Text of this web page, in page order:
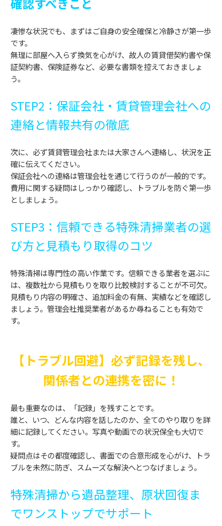
凄惨な状況でも、まずはご自身の安全確保と冷静さが第一歩
です。
無理に部屋へ入らず換気を心がけ、故人の賃貸借契約書や保
証契約書、保険証券など、必要な書類を控えておきましょ
う。
STEP2：保証会社・賃貸管理会社への
連絡と情報共有の徹底
次に、必ず賃貸管理会社または大家さんへ連絡し、状況を正
確に伝えてください。
保証会社への連絡は管理会社を通じて行うのが一般的です。
費用に関する疑問はしっかり確認し、トラブルを防ぐ第一歩
としましょう。
STEP3：信頼できる特殊清掃業者の選
び方と見積もり取得のコツ
特殊清掃は専門性の高い作業です。信頼できる業者を選ぶに
は、複数社から見積もりを取り比較検討することが不可欠。
見積もり内容の明確さ、追加料金の有無、実績などを確認し
ましょう。管理会社推奨業者があるか尋ねることも有効で
す。
【トラブル回避】必ず記録を残し、
関係者との連携を密に！
最も重要なのは、「記録」を残すことです。
誰と、いつ、どんな内容を話したのか、全てのやり取りを詳
細に記録してください。写真や動画での状況保全も大切で
す。
疑問点はその都度確認し、書面での合意形成を心がけ、トラ
ブルを未然に防ぎ、スムーズな解決へとつなげましょう。
特殊清掃から遺品整理、原状回復ま
でワンストップでサポート